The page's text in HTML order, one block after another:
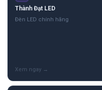
Thành Đạt LED
Đèn LED chính hãng